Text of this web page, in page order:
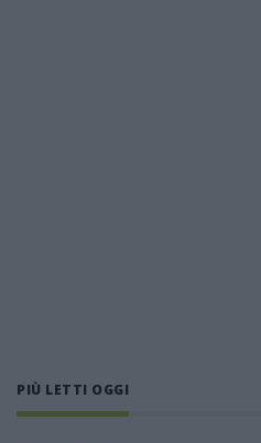
PIÙ LETTI OGGI